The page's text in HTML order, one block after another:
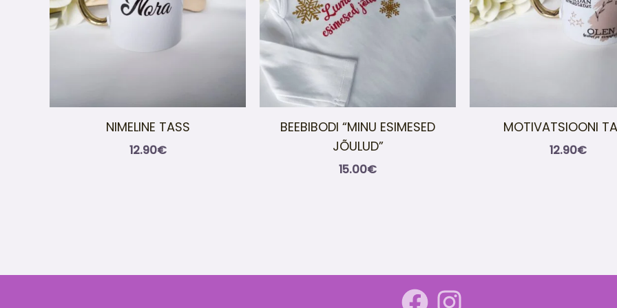
NIMELINE TASS
12.90€
BEEBIBODI “MINU ESIMESED
JÕULUD”
15.00€
MOTIVATSIOONI
12.90€